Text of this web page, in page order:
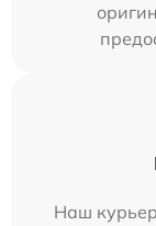
Наш